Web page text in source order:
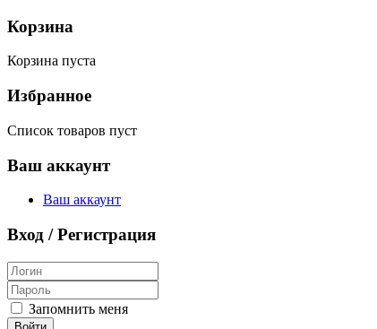
Корзина
Корзина пуста
Избранное
Список товаров пуст
Ваш аккаунт
Ваш аккаунт
Вход / Регистрация
Запомнить меня